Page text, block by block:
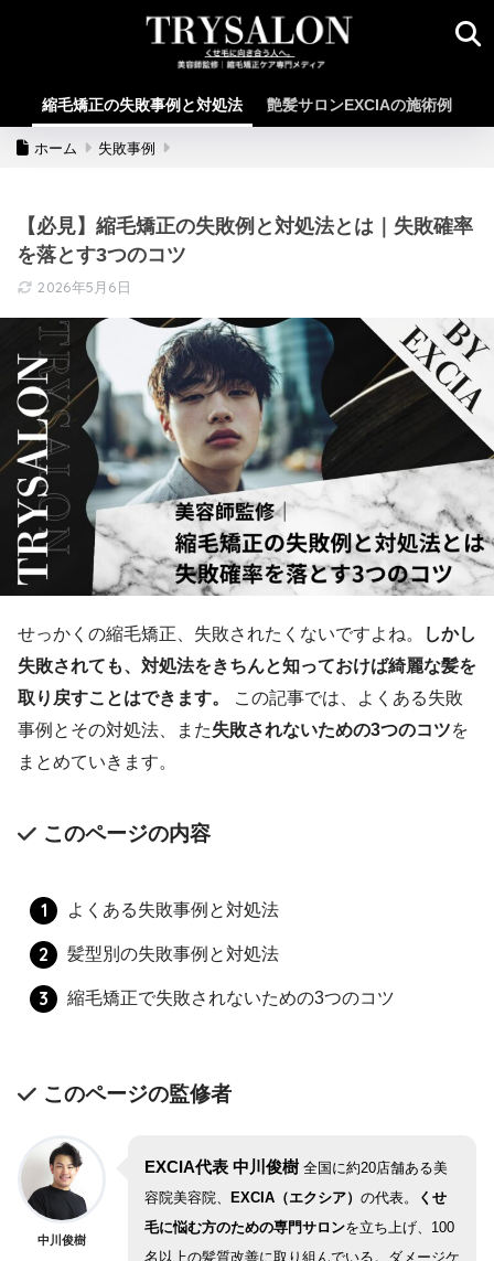
縮毛矯正の失敗事例と対処法 艶髪サロンEXCIAの施術例
ホーム 失敗事例
【必見】縮毛矯正の失敗例と対処法とは｜失敗確率
を落とす3つのコツ
2026年5月6日
せっかくの縮毛矯正、失敗されたくないですよね。
しかし
失敗されても、対処法をきちんと知っておけば綺麗な髪を
取り戻すことはできます。
この記事では、よくある失敗
事例とその対処法、また失敗されないための3つのコツを
まとめていきます。
このページの内容
よくある失敗事例と対処法
髪型別の失敗事例と対処法
縮毛矯正で失敗されないための3つのコツ
このページの監修者
中川俊樹
EXCIA代表 中川俊樹 全国に約20店舗ある美
容院美容院、
EXCIA（エクシア） の代表。
くせ
毛に悩む方のための専門サロンを立ち上げ、100
名以上の髪質改善に取り組んでいる。ダメージケ